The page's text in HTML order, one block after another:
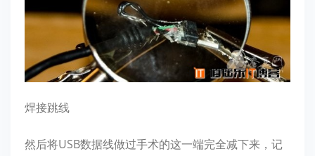
焊接跳线
然后将USB数据线做过手术的这一端完全减下来，记